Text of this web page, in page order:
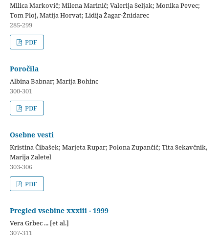
Milica Markovič; Milena Marinič; Valerija Seljak; Monika Pevec;
Tom Ploj, Matija Horvat; Lidija Žagar-Žnidarec
285-299
PDF
Poročila
Albina Babnar; Marija Bohinc
300-301
PDF
Osebne vesti
Kristina Čibašek; Marjeta Rupar; Polona Zupančič; Tita Sekavčnik,
Marija Zaletel
303-306
PDF
Pregled vsebine xxxiii - 1999
Vera Grbec ... [et al.]
307-311